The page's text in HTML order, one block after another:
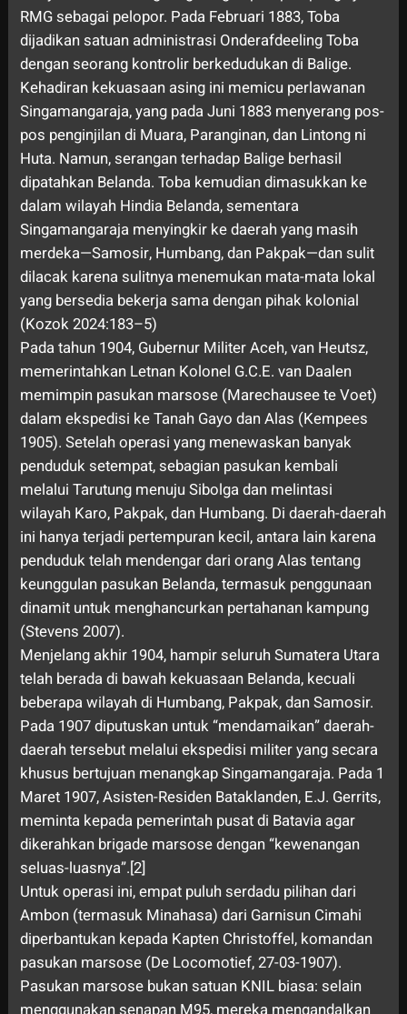
RMG sebagai pelopor. Pada Februari 1883, Toba
dijadikan satuan administrasi Onderafdeeling Toba
dengan seorang kontrolir berkedudukan di Balige.
Kehadiran kekuasaan asing ini memicu perlawanan
Singamangaraja, yang pada Juni 1883 menyerang pos-
pos penginjilan di Muara, Paranginan, dan Lintong ni
Huta. Namun, serangan terhadap Balige berhasil
dipatahkan Belanda. Toba kemudian dimasukkan ke
dalam wilayah Hindia Belanda, sementara
Singamangaraja menyingkir ke daerah yang masih
merdeka—Samosir, Humbang, dan Pakpak—dan sulit
dilacak karena sulitnya menemukan mata-mata lokal
yang bersedia bekerja sama dengan pihak kolonial
(Kozok 2024:183–5)
Pada tahun 1904, Gubernur Militer Aceh, van Heutsz,
memerintahkan Letnan Kolonel G.C.E. van Daalen
memimpin pasukan marsose (Marechausee te Voet)
dalam ekspedisi ke Tanah Gayo dan Alas (Kempees
1905). Setelah operasi yang menewaskan banyak
penduduk setempat, sebagian pasukan kembali
melalui Tarutung menuju Sibolga dan melintasi
wilayah Karo, Pakpak, dan Humbang. Di daerah-daerah
ini hanya terjadi pertempuran kecil, antara lain karena
penduduk telah mendengar dari orang Alas tentang
keunggulan pasukan Belanda, termasuk penggunaan
dinamit untuk menghancurkan pertahanan kampung
(Stevens 2007).
Menjelang akhir 1904, hampir seluruh Sumatera Utara
telah berada di bawah kekuasaan Belanda, kecuali
beberapa wilayah di Humbang, Pakpak, dan Samosir.
Pada 1907 diputuskan untuk “mendamaikan” daerah-
daerah tersebut melalui ekspedisi militer yang secara
khusus bertujuan menangkap Singamangaraja. Pada 1
Maret 1907, Asisten-Residen Bataklanden, E.J. Gerrits,
meminta kepada pemerintah pusat di Batavia agar
dikerahkan brigade marsose dengan “kewenangan
seluas-luasnya”.[2]
Untuk operasi ini, empat puluh serdadu pilihan dari
Ambon (termasuk Minahasa) dari Garnisun Cimahi
diperbantukan kepada Kapten Christoffel, komandan
pasukan marsose (De Locomotief, 27-03-1907).
Pasukan marsose bukan satuan KNIL biasa: selain